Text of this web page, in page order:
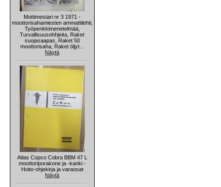
Mottimestari nr 3 1971 -
moottorisahamiesten ammattilehti,
Työpenkkimenetelmää,
Turvallisuusohhjeita, Raket
suojasaapas, Raket 50
moottorisaha, Raket öljyt...
Näytä
Atlas Copco Cobra BBM 47 L
moottoriporakone ja -kanki -
Hoito-ohjekirja ja varaosat
Näytä